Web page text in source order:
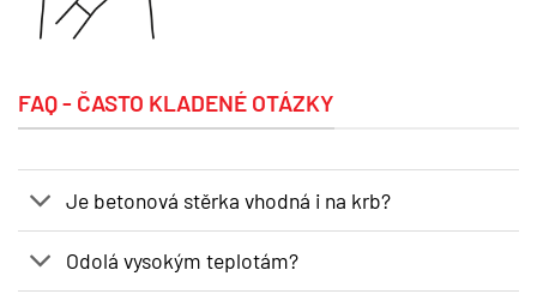
FAQ - ČASTO KLADENÉ OTÁZKY
Je betonová stěrka vhodná i na krb?
Odolá vysokým teplotám?